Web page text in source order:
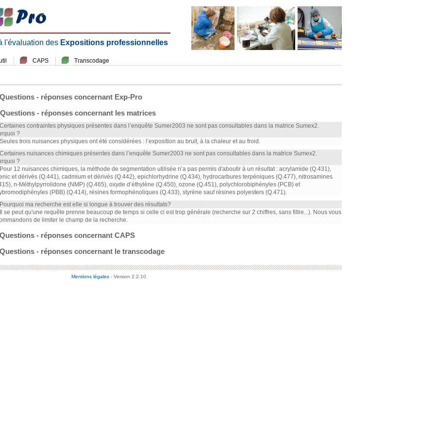
l'évaluation des Expositions professionnelles
CAPS Transcodage
Questions - réponses concernant Exp-Pro
Questions - réponses concernant les matrices
contraintes physiques présentes dans l’enquête Sumer2003 ne sont pas consultables dans la matrice Sumex2.
?
trois nuisances physiques ont été considérées : l’exposition au bruit, à la chaleur et au froid.
nuisances chimiques présentes dans l’enquête Sumer2003 ne sont pas consultables dans la matrice Sumex2.
?
12 nuisances chimiques, la méthode de segmentation utilisée n’a pas permis d'aboutir à un résultat : acrylamide (Q.431),
et dérivés (Q.441), cadmium et dérivés (Q.442), epichlorhydrine (Q.434), hydrocarbures terpéniques (Q.477), nitrosamines
n-Méthylpyrrolidone (NMP) (Q.465), oxyde d’éthylène (Q.450), ozone (Q.451), polychlorobiphényles (PCB) et
(PBB) (Q.414), résines formophénoliques (Q.433), styrène sauf résines polyesters (Q.471).
ma recherche est elle si longue à trouver des résultats?
se peut qu'une requête prenne beaucoup de temps si celle ci est trop générale (recherche sur 2 chiffres, sans filtre...). Nous vous
de limiter le champ de la recherche.
Questions - réponses concernant CAPS
Questions - réponses concernant le transcodage
Mentions légales - Version 2.2.10